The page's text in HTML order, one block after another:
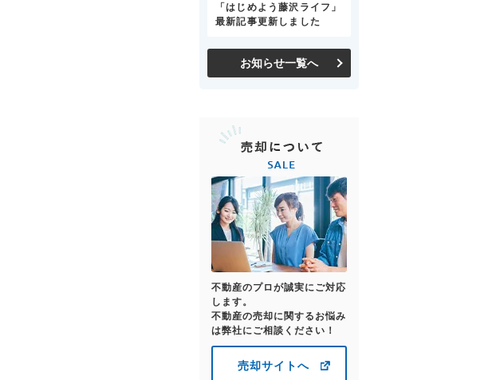
お知らせ一覧へ
不動産のプロが誠実にご対応
します。
不動産の売却に関するお悩み
は弊社にご相談ください！
売却サイトへ